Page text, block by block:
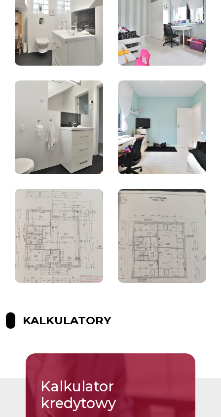
KALKULATORY
Kalkulator
kredytowy